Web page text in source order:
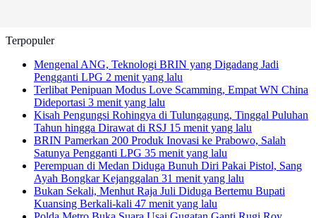
Terpopuler
Mengenal ANG, Teknologi BRIN yang Digadang Jadi
Pengganti LPG 2 menit yang lalu
Terlibat Penipuan Modus Love Scamming, Empat WN China
Dideportasi 3 menit yang lalu
Kisah Pengungsi Rohingya di Tulungagung, Tinggal Puluhan
Tahun hingga Dirawat di RSJ 15 menit yang lalu
BRIN Pamerkan 200 Produk Inovasi ke Prabowo, Salah
Satunya Pengganti LPG 35 menit yang lalu
Perempuan di Medan Diduga Bunuh Diri Pakai Pistol, Sang
Ayah Bongkar Kejanggalan 31 menit yang lalu
Bukan Sekali, Menhut Raja Juli Diduga Bertemu Bupati
Kuansing Berkali-kali 47 menit yang lalu